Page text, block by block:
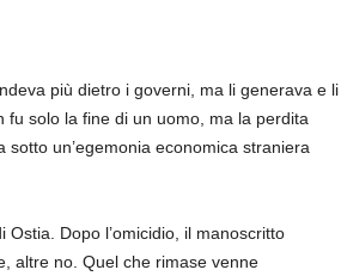
più dietro i governi, ma li generava e li
fu solo la fine di un uomo, ma la perdita
sotto un’egemonia economica straniera
Dopo l’omicidio, il manoscritto
altre no. Quel che rimase venne